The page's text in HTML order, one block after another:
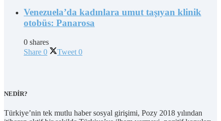
Venezuela’da kadınlara umut taşıyan klinik
otobüs: Panarosa
0 shares
Share 0 Tweet 0
NEDİR?
Türkiye’nin tek mutlu haber sosyal girişimi, Pozy 2018 yılından